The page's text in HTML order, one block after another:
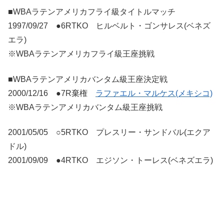
■WBAラテンアメリカフライ級タイトルマッチ
1997/09/27 ●6RTKO ヒルベルト・ゴンサレス(ベネズ
エラ)
※WBAラテンアメリカフライ級王座挑戦
■WBAラテンアメリカバンタム級王座決定戦
2000/12/16 ●7R棄権 ラファエル・マルケス(メキシコ)
※WBAラテンアメリカバンタム級王座挑戦
2001/05/05 ○5RTKO プレスリー・サンドバル(エクア
ドル)
2001/09/09 ●4RTKO エジソン・トーレス(ベネズエラ)